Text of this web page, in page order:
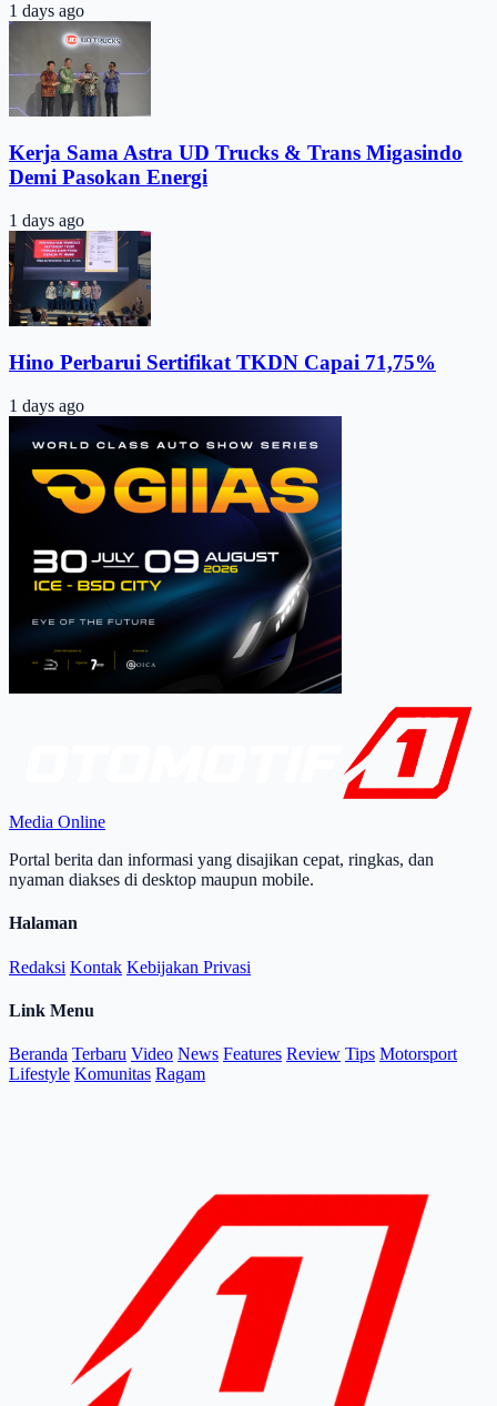
1 days ago
Kerja Sama Astra UD Trucks & Trans Migasindo
Demi Pasokan Energi
1 days ago
Hino Perbarui Sertifikat TKDN Capai 71,75%
1 days ago
Media Online
Portal berita dan informasi yang disajikan cepat, ringkas, dan
nyaman diakses di desktop maupun mobile.
Halaman
Redaksi Kontak Kebijakan Privasi
Link Menu
Beranda Terbaru Video News Features Review Tips Motorsport
Lifestyle Komunitas Ragam